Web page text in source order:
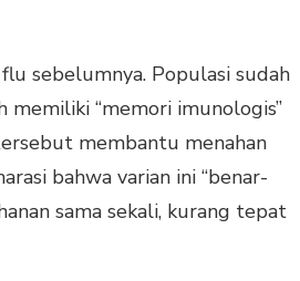
sebelumnya. Populasi sudah
“memori imunologis”
membantu menahan
bahwa varian ini “benar-
sama sekali, kurang tepat